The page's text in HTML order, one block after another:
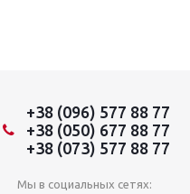
+38 (096) 577 88 77
+38 (050) 677 88 77
+38 (073) 577 88 77
Мы в социальных сетях: